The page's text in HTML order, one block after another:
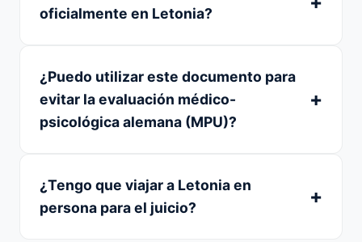
oficialmente en Letonia?
¿Puedo utilizar este documento para
evitar la evaluación médico-
psicológica alemana (MPU)?
¿Tengo que viajar a Letonia en
persona para el juicio?